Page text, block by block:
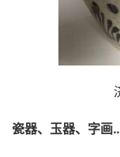
瓷器、玉器、字